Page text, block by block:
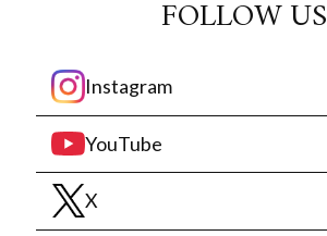
FOLLOW US
Instagram
YouTube
X